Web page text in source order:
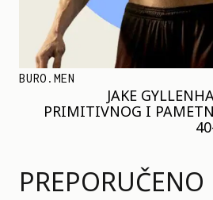
BURO.MEN
JAKE
PRIMITIVNOG I
PREPORUČENO